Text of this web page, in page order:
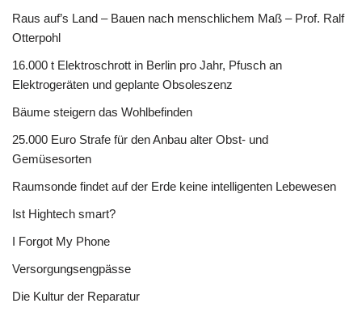
Raus auf’s Land – Bauen nach menschlichem Maß – Prof. Ralf
Otterpohl
16.000 t Elektroschrott in Berlin pro Jahr, Pfusch an
Elektrogeräten und geplante Obsoleszenz
Bäume steigern das Wohlbefinden
25.000 Euro Strafe für den Anbau alter Obst- und
Gemüsesorten
Raumsonde findet auf der Erde keine intelligenten Lebewesen
Ist Hightech smart?
I Forgot My Phone
Versorgungsengpässe
Die Kultur der Reparatur